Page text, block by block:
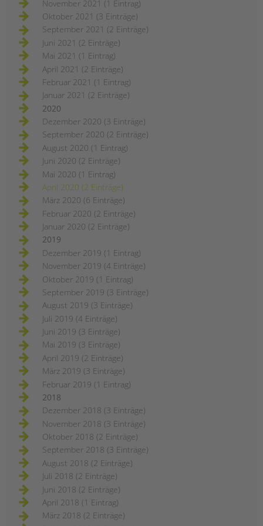
November 2021 (1 Eintrag)
Oktober 2021 (3 Einträge)
September 2021 (2 Einträge)
Juni 2021 (2 Einträge)
Mai 2021 (1 Eintrag)
April 2021 (2 Einträge)
Februar 2021 (1 Eintrag)
Januar 2021 (2 Einträge)
2020
Dezember 2020 (3 Einträge)
September 2020 (2 Einträge)
August 2020 (1 Eintrag)
Juni 2020 (2 Einträge)
Mai 2020 (1 Eintrag)
April 2020 (2 Einträge)
März 2020 (6 Einträge)
Februar 2020 (2 Einträge)
Januar 2020 (2 Einträge)
2019
Dezember 2019 (1 Eintrag)
November 2019 (4 Einträge)
Oktober 2019 (1 Eintrag)
September 2019 (3 Einträge)
August 2019 (3 Einträge)
Juli 2019 (4 Einträge)
Juni 2019 (3 Einträge)
Mai 2019 (3 Einträge)
April 2019 (2 Einträge)
März 2019 (3 Einträge)
Februar 2019 (1 Eintrag)
2018
Dezember 2018 (3 Einträge)
November 2018 (3 Einträge)
Oktober 2018 (2 Einträge)
September 2018 (3 Einträge)
August 2018 (2 Einträge)
Juli 2018 (2 Einträge)
Juni 2018 (2 Einträge)
April 2018 (1 Eintrag)
März 2018 (2 Einträge)